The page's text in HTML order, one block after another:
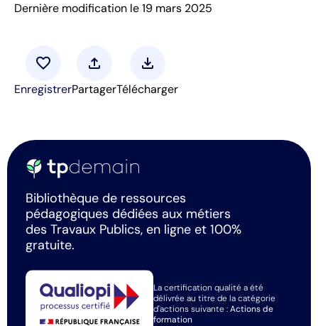
Dernière modification le 19 mars 2025
favorite
Enregistrer
upload
Partager
download
Télécharger
Bibliothèque de ressources
pédagogiques dédiées aux métiers
des Travaux Publics, en ligne et 100%
gratuite.
La certification qualité a été
délivrée au titre de la catégorie
d'actions suivante :Actions de
formation